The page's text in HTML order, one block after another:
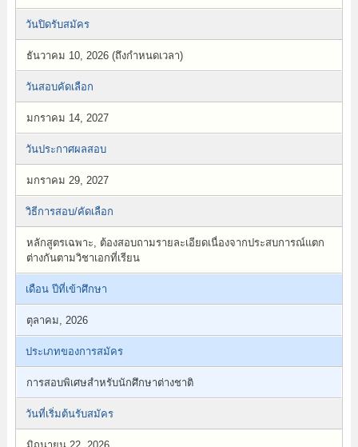
วันปิดรับสมัคร
ธันวาคม 10, 2026 (ถึงกำหนดเวลา)
วันสอบคัดเลือก
มกราคม 14, 2027
วันประกาศผลสอบ
มกราคม 29, 2027
วิธีการสอบ/คัดเลือก
หลักสูตรเฉพาะ, ต้องสอบถามรายละเอียดเนื่องจากประสบการณ์แตก
ต่างกันตามวิชาเอกที่เรียน
เดือน ปีที่เข้าศึกษา
ตุลาคม, 2026
ประเภทของการสมัคร
การสอบพิเศษสำหรับนักศึกษาต่างชาติ
วันที่เริ่มต้นรับสมัคร